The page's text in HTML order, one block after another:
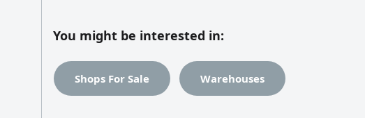
You might be interested in:
Shops For Sale Warehouses